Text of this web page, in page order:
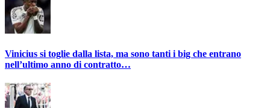
Vinicius si toglie dalla lista, ma sono tanti i big che entrano
nell’ultimo anno di contratto…